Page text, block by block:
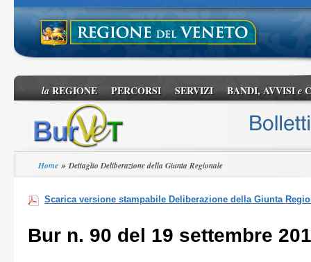
laREGIONE PERCORSI SERVIZI BANDI, AVVISIe
Home »Dettaglio Deliberazione della Giunta Regionale
Scarica versione stampabile Deliberazione della Giunta
Bur n. 90 del 19 settembre